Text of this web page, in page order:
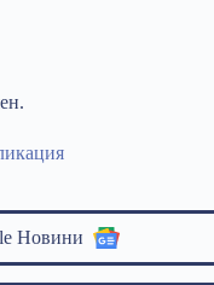
Новини